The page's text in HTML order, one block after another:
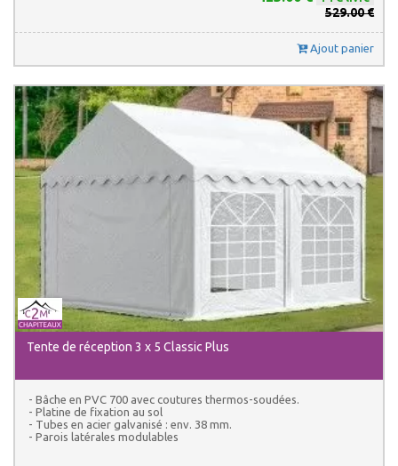
529.00 €
Ajout panier
Tente de réception 3 x 5 Classic Plus
- Bâche en PVC 700 avec coutures thermos-soudées.
- Platine de fixation au sol
- Tubes en acier galvanisé : env. 38 mm.
- Parois latérales modulables